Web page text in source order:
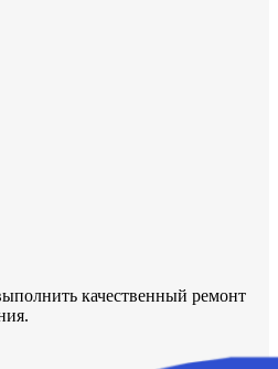
качественный ремонт